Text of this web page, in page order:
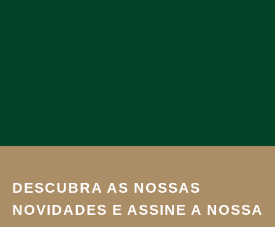
DESCUBRA AS NOSSAS
NOVIDADES E ASSINE A NOSSA